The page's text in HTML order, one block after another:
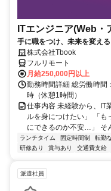
ITエンジニア(Web・
手に職をつけ、未来を変える
株式会社Tbook
フルリモート
月給250,000円以上
勤務時間詳細 総労働時間
時（休憩1時間）
仕事内容 未経験から、IT
ルを身につけたい」 「も
にできるのか不安…」 そ
ランチタイム 固定時間制 転勤
研修あり
賞与あり 交通費支給
派遣社員